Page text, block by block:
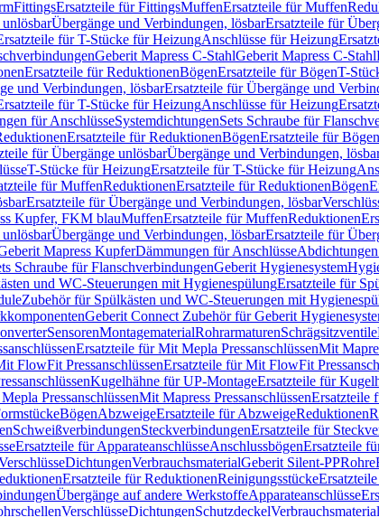
FittingsErsatzteile für FittingsMuffenErsatzteile für Muffen
Übergänge und Verbindungen, lösbarErsatzteile für
für T-Stücke für HeizungAnschlüsse für Heizung
Geberit Mapress C-StahlGeberit Mapress C-Stahl
Ersatzteile für ReduktionenBögenErsatzteile für BögenT-
und Verbindungen, lösbarErsatzteile für Übergänge und
für T-Stücke für HeizungAnschlüsse für Heizung
für AnschlüsseSystemdichtungenSets Schraube für
Ersatzteile für ReduktionenBögenErsatzteile für Bögen
für Übergänge unlösbarÜbergänge und Verbindungen,
T-Stücke für HeizungErsatzteile für T-Stücke für Heizung
für MuffenReduktionenErsatzteile für ReduktionenBögen
Ersatzteile für Übergänge und Verbindungen, lösbar
Kupfer, FKM blauMuffenErsatzteile für MuffenReduktionen
Übergänge und Verbindungen, lösbarErsatzteile für
Mapress KupferDämmungen für Anschlüsse
Schraube für FlanschverbindungenGeberit Hygienesystem
und WC-Steuerungen mit HygienespülungErsatzteile für
Zubehör für Spülkästen und WC-Steuerungen mit
Geberit Connect Zubehör für Geberit
SensorenMontagematerialRohrarmaturenSchrägsitzventile
Ersatzteile für Mit Mepla PressanschlüssenMit
FlowFit PressanschlüssenErsatzteile für Mit FlowFit
Kugelhähne für UP-MontageErsatzteile für
PressanschlüssenMit Mapress PressanschlüssenErsatzteile
BögenAbzweigeErsatzteile für AbzweigeReduktionen
SchweißverbindungenSteckverbindungenErsatzteile für
Ersatzteile für ApparateanschlüsseAnschlussbögenErsatzteile
DichtungenVerbrauchsmaterialGeberit Silent-PPRohre
Ersatzteile für ReduktionenReinigungsstücke
Übergänge auf andere WerkstoffeApparateanschlüsse
VerschlüsseDichtungenSchutzdeckelVerbrauchsmaterial